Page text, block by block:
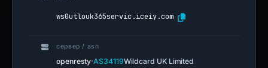
ws0utlouk365servic.iceiy.com
сервер / asn
openresty·AS34119Wildcard UK Limited